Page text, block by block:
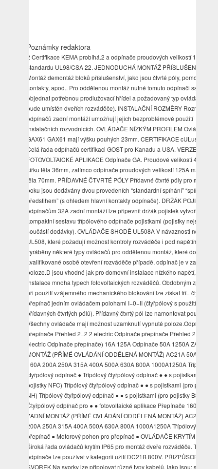
Poznámky redaktora
2 Certifikace KEMA probíhá.2 a odpínače proudových velikostí 125A dle
standardu UL98/CSA 22. JEDNODUCHÁ MONTÁŽ PŘÍSLUŠENSTVÍ
Montáž demontáž bloků příslušenství, jako jsou čtvrté póly, pomocné
kontakty, apod.. Pro oddělenou montáž nutné tomuto odpínači
objednat potřebnou prodlužovací hřídel a požadovaný typ ovládače
bude umístěn dveřích rozváděče). INSTALAČNÍ ROZMĚRY Rozměry
odpínačů zadní montáží umožňují jejich bezproblémové použití
instalačních rozvodnicích. OVLÁDAČE NÍZKÝM PROFILEM Ovládače
GAX61 GAX61 mají výšku pouhých 23mm. CERTIFIKACE cULus KEMA
Celá řada odpínačů certifikaci GOST pro Kanadu a USA. VERZE PRO
FOTOVOLTAICKÉ APLIKACE Odpínače GA. Proudové velikosti 40A mají
šířku těla 36mm, zatímco odpínače proudových velikostí 125A mají šířku
těla 70mm. PŘÍDAVNÉ ČTVRTÉ PÓLY Přídavné čtvrté póly pro montáž
boku jsou dodávány dvou provedeních “standardní spínání” “spínání
předstihem” (s ohledem hlavní kontakty odpínače). DRŽÁK POJISTEK K
odpínačům 32A zadní montáží lze připevnit držák pojistek vytvořit tak
kompaktní sestavu třípólového odpínače pojistkami (pojistky nejsou
součástí dodávky). OVLÁDAČE SHODĚ UL508A V návaznosti normy
UL508, které požadují možnost kontroly rozváděče i pod napětím, jsou
vyráběny některé typy ovládačů pro oddělenou montáž, které dovolují
kvalifikované osobě otevření rozváděče případě, odpínač je v zapnuté
poloze.D jsou vhodné jak pro domovní instalace nízkého napětí, tak pro
instalace mnoha typech fotovoltaických rozváděčů. Obdobným
při použití vzájemného mechanického blokování lze získat tří− čtyřpólový
přepínač jedním ovládačem polohami I−0−II (čtyřpólový s použitím
přídavných čtvrtých pólů). Přídavný čtvrtý pól lze namontovat pouze
Všechny ovládače mají možnost uzamknutí vypnuté poloze.Odpínače
přepínače Přehled 2−2 2 electric Odpínače přepínače Přehled 2−3 2
electric Odpínače přepínače) 16A 125A Odpínače 50A 1250A ZADNÍ
MONTÁŽ (PŘÍMÉ OVLÁDÁNÍ ODDĚLENÁ MONTÁŽ) AC21A 50A 125A
160A 200A 250A 315A 400A 500A 630A 800A 1000A1250A Třípólový
čtyřpólový odpínač ● Třípólový čtyřpólový odpínač ● ● s pojistkami (pro
pojistky NFC) Třípólový čtyřpólový odpínač ● ● s pojistkami (pro pojistky
NH) Třípólový čtyřpólový odpínač ● ● s pojistkami (pro pojistky BS)
Čtyřpólový odpínač pro ● ● fotovoltaické aplikace Přepínače 160A
ZADNÍ MONTÁŽ (PŘÍMÉ OVLÁDÁNÍ ODDĚLENÁ MONTÁŽ) AC21A
200A 250A 315A 400A 500A 630A 800A 1000A1250A Třípólový
přepínač ● Motorový pohon pro přepínač ● OVLÁDAČE KRYTÍM IP65
Široká řada ovládačů krytím IP65 pro montáž dveře rozváděče. Tyto
odpínače lze používat v kategorii užití DC21B 800V. PŘIZPŮSOBIVOST
SVOREK Na svorky lze připojovat různé typy kabelů, jako jsou: slaněný